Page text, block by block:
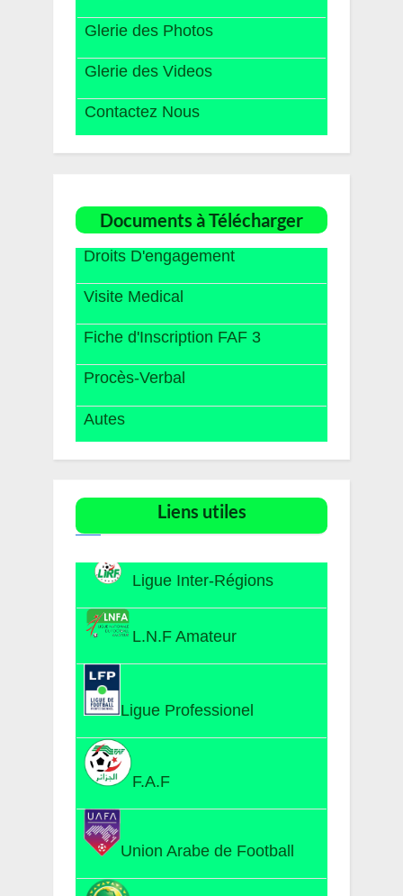
Glerie des Photos
Glerie des Videos
Contactez Nous
Documents à Télécharger
Droits D'engagement
Visite Medical
Fiche d'Inscription FAF 3
Procès-Verbal
Autes
Liens utiles​
Ligue Inter-Régions
L.N.F Amateur
Ligue Professionel
F.A.F
Union Arabe de Football